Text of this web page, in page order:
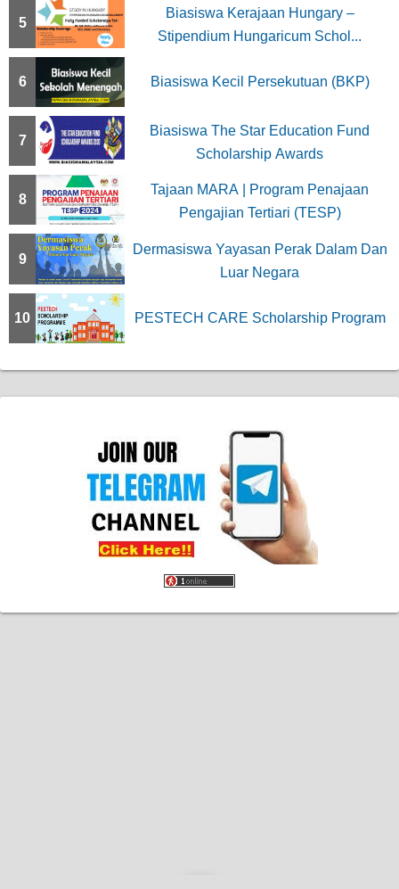
5
Biasiswa Kerajaan Hungary –
Stipendium Hungaricum Schol...
6 Biasiswa Kecil Persekutuan (BKP)
7
Biasiswa The Star Education Fund
Scholarship Awards
8
Tajaan MARA | Program Penajaan
Pengajian Tertiari (TESP)
9
Dermasiswa Yayasan Perak Dalam Dan
Luar Negara
10 PESTECH CARE Scholarship Program